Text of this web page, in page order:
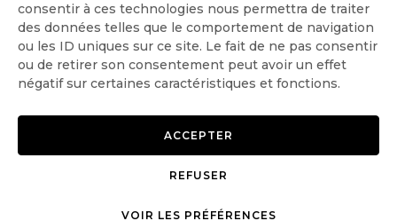
consentir à ces technologies nous permettra de traiter
des données telles que le comportement de navigation
ou les ID uniques sur ce site. Le fait de ne pas consentir
ou de retirer son consentement peut avoir un effet
négatif sur certaines caractéristiques et fonctions.
ACCEPTER
REFUSER
VOIR LES PRÉFÉRENCES
Hebdo
OK
Politique de confidentialité